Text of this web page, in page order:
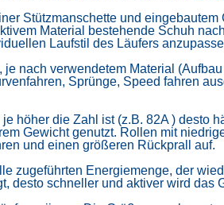
Stützmanschette und
Material bestehende Schuh
Laufstil des Läufers
nach verwendetem Material
Sprünge, Speed fahren
höher die Zahl ist (z.B. 82A )
Gewicht genutzt. Rollen mit
und einen größeren Rückprall auf.
zugeführten Energiemenge, der
desto schneller und aktiver wird das